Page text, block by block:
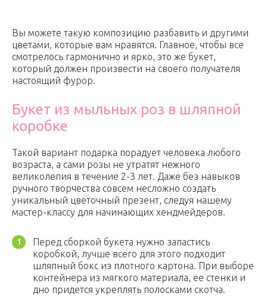
Вы можете такую композицию разбавить и другими
цветами, которые вам нравятся. Главное, чтобы все
смотрелось гармонично и ярко, это же букет,
который должен произвести на своего получателя
настоящий фурор.
Букет из мыльных роз в шляпной
коробке
Такой вариант подарка порадует человека любого
возраста, а сами розы не утратят нежного
великолепия в течение 2-3 лет. Даже без навыков
ручного творчества совсем несложно создать
уникальный цветочный презент, следуя нашему
мастер-классу для начинающих хендмейдеров.
Перед сборкой букета нужно запастись
коробкой, лучше всего для этого подходит
шляпный бокс из плотного картона. При выборе
контейнера из мягкого материала, ее стенки и
дно придется укреплять полосками скотча.